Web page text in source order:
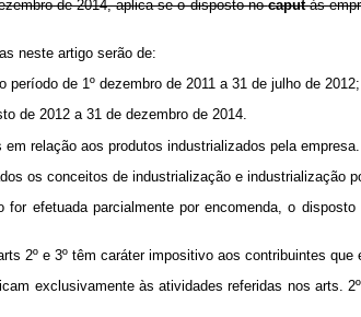
de 2014, aplica-se o disposto nocaputàs
neste artigo serão de:
período de 1º dezembro de 2011 a 31 de julho de
de 2012 a 31 de dezembro de 2014.
em relação aos produtos industrializados pela empresa.
os conceitos de industrialização e
for efetuada parcialmente por encomenda, o
2º e 3º têm caráter impositivo aos contribuintes que
exclusivamente às atividades referidas nos